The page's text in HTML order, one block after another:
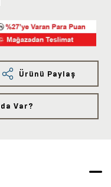
Ürünü Paylaş
Var?